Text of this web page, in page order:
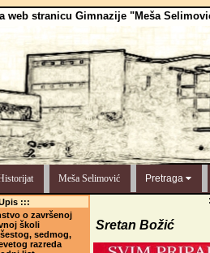
web stranicu Gimnazije "Meša
Meša Selimović Pretraga
:::
o završenoj
školi
sedmog,
razreda
Sretan Božić